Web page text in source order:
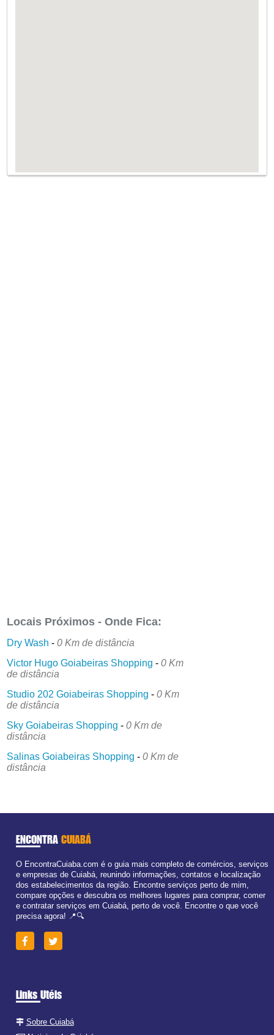
Locais Próximos - Onde Fica:
Dry Wash -0 Km de distância
Victor Hugo Goiabeiras Shopping -0 Km
de distância
Studio 202 Goiabeiras Shopping -0 Km
de distância
Sky Goiabeiras Shopping -0 Km de
distância
Salinas Goiabeiras Shopping -0 Km de
distância
ENCONTRA CUIABÁ
O EncontraCuiaba.com é o guia mais completo de comércios, serviços
e empresas de Cuiabá, reunindo informações, contatos e localização
dos estabelecimentos da região. Encontre serviços perto de mim,
compare opções e descubra os melhores lugares para comprar, comer
e contratar serviços em Cuiabá, perto de você. Encontre o que você
precisa agora! 📍🔍
Links Utéis
Sobre Cuiabá